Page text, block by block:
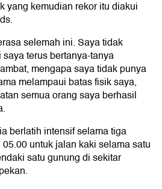
yang kemudian rekor itu diakui
selemah ini. Saya tidak
terus bertanya-tanya
mengapa saya tidak punya
melampaui batas fisik saya,
semua orang saya berhasil
berlatih intensif selama tiga
untuk jalan kaki selama satu
satu gunung di sekitar